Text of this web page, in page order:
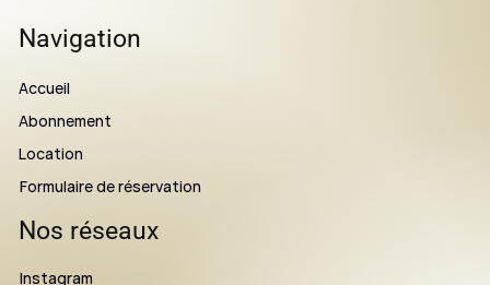
Navigation
Accueil
Abonnement
Location
Formulaire de réservation
Nos réseaux
Instagram